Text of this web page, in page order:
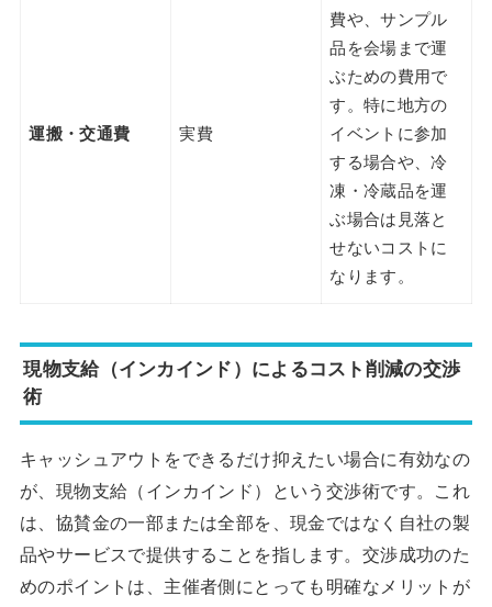
運搬・交通費 実費
費や、サンプル
品を会場まで運
ぶための費用で
す。特に地方の
イベントに参加
する場合や、冷
凍・冷蔵品を運
ぶ場合は見落と
せないコストに
なります。
現物支給（インカインド）によるコスト削減の交渉
術
キャッシュアウトをできるだけ抑えたい場合に有効なの
が、現物支給（インカインド）という交渉術です。これ
は、協賛金の一部または全部を、現金ではなく自社の製
品やサービスで提供することを指します。交渉成功のた
めのポイントは、主催者側にとっても明確なメリットが